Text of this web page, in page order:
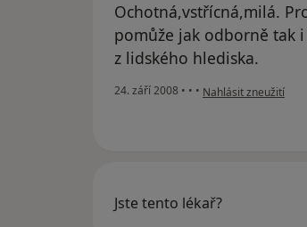
Ochotná,vstřícná,milá.
pomůže jak odborně tak i
z lidského hlediska.
24. září 2008 • • • podle názoru
Nahlásit zneužití
Jste tento lékař?